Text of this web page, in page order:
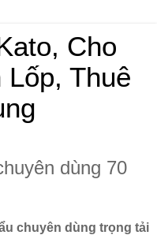
Cho
Lốp, Thuê
dùng 70
chuyên dùng trọng tải